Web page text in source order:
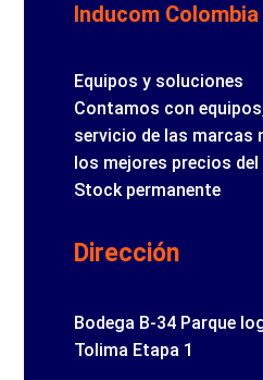
Inducom Colombia
Equipos y soluciones
Contamos con
servicio de las marcas
los mejores precios del
Stock permanente
Dirección
Bodega B-34 Parque
Tolima Etapa 1